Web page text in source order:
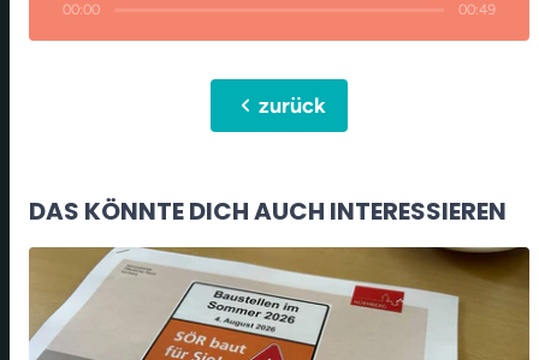
00:00 00:49
chevron_leftzurück
DAS KÖNNTE DICH AUCH INTERESSIEREN